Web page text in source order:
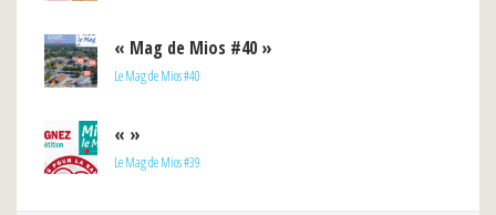
« Mag de Mios #40 »
Le Mag de Mios #40
« »
Le Mag de Mios #39